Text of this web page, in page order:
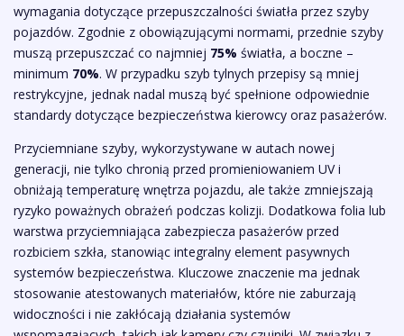
wymagania dotyczące przepuszczalności światła przez szyby
pojazdów. Zgodnie z obowiązującymi normami, przednie szyby
muszą przepuszczać co najmniej 75% światła, a boczne –
minimum 70%. W przypadku szyb tylnych przepisy są mniej
restrykcyjne, jednak nadal muszą być spełnione odpowiednie
standardy dotyczące bezpieczeństwa kierowcy oraz pasażerów.
Przyciemniane szyby, wykorzystywane w autach nowej
generacji, nie tylko chronią przed promieniowaniem UV i
obniżają temperaturę wnętrza pojazdu, ale także zmniejszają
ryzyko poważnych obrażeń podczas kolizji. Dodatkowa folia lub
warstwa przyciemniająca zabezpiecza pasażerów przed
rozbiciem szkła, stanowiąc integralny element pasywnych
systemów bezpieczeństwa. Kluczowe znaczenie ma jednak
stosowanie atestowanych materiałów, które nie zaburzają
widoczności i nie zakłócają działania systemów